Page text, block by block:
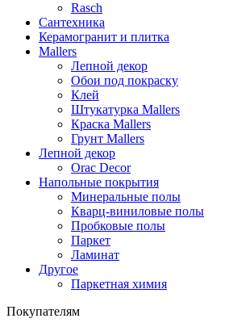
Rasch
Сантехника
Керамогранит и плитка
Mallers
Лепной декор
Обои под покраску
Клей
Штукатурка Mallers
Краска Mallers
Грунт Mallers
Лепной декор
Orac Decor
Напольные покрытия
Минеральные полы
Кварц-виниловые полы
Пробковые полы
Паркет
Ламинат
Другое
Паркетная химия
Покупателям